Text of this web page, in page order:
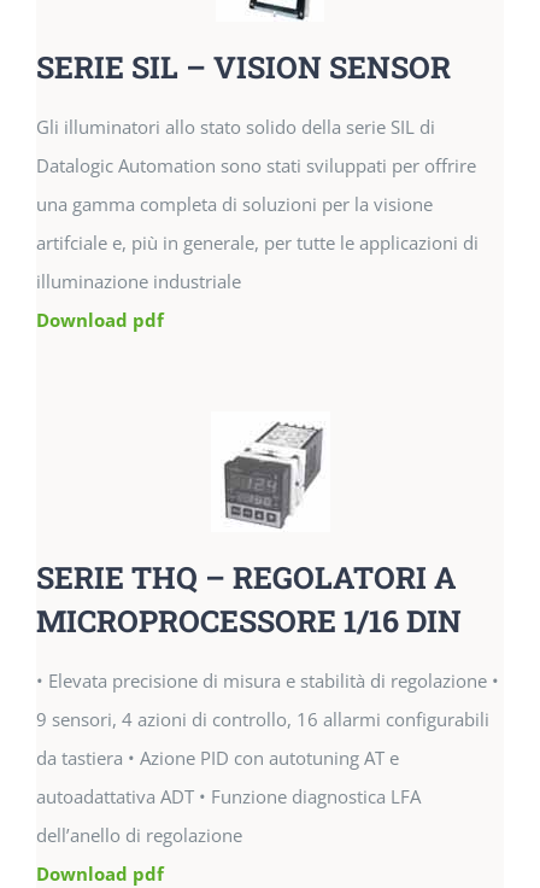
SERIE SIL – VISION SENSOR
Gli illuminatori allo stato solido della serie SIL di
Datalogic Automation sono stati sviluppati per offrire
una gamma completa di soluzioni per la visione
artifciale e, più in generale, per tutte le applicazioni di
illuminazione industriale
Download pdf
SERIE THQ – REGOLATORI A
MICROPROCESSORE 1/16 DIN
• Elevata precisione di misura e stabilità di regolazione •
9 sensori, 4 azioni di controllo, 16 allarmi configurabili
da tastiera • Azione PID con autotuning AT e
autoadattativa ADT • Funzione diagnostica LFA
dell’anello di regolazione
Download pdf